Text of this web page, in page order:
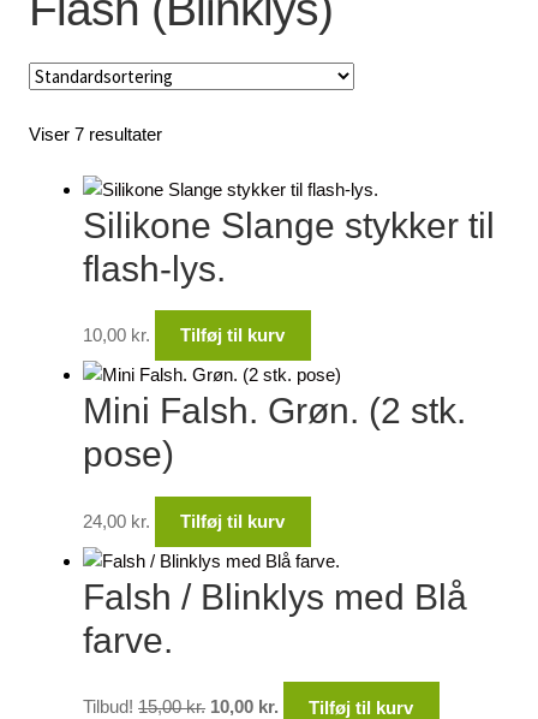
Glemt adgangskode
Viser 7 resultater
Silikone Slange stykker til
flash-lys.
10,00 kr. Tilføj til kurv
Mini Falsh. Grøn. (2 stk.
pose)
24,00 kr. Tilføj til kurv
Falsh / Blinklys med Blå
farve.
Tilbud! 15,00kr. 10,00 kr. Tilføj til kurv